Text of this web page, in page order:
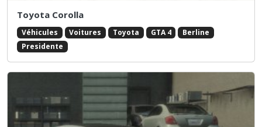
Toyota Corolla
Véhicules Voitures Toyota GTA 4
Berline
Presidente